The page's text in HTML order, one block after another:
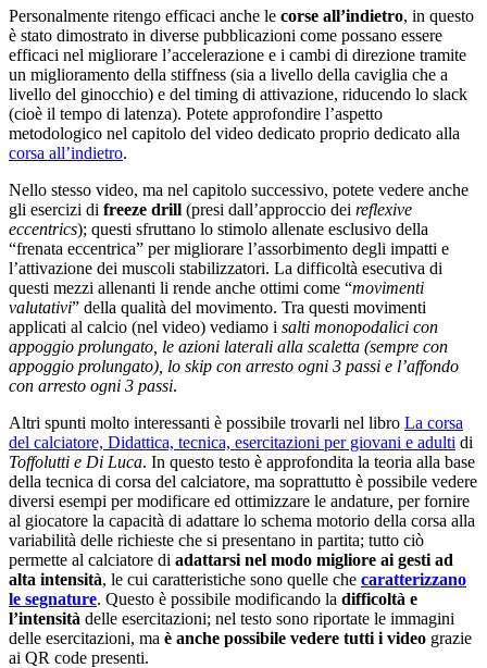
Personalmente ritengo efficaci anche le corse all’indietro, in questo
è stato dimostrato in diverse pubblicazioni come possano essere
efficaci nel migliorare l’accelerazione e i cambi di direzione tramite
un miglioramento della stiffness (sia a livello della caviglia che a
livello del ginocchio) e del timing di attivazione, riducendo lo slack
(cioè il tempo di latenza). Potete approfondire l’aspetto
metodologico nel capitolo del video dedicato proprio dedicato alla
corsa all’indietro.
Nello stesso video, ma nel capitolo successivo, potete vedere anche
gli esercizi di freeze drill (presi dall’approccio dei reflexive
eccentrics); questi sfruttano lo stimolo allenate esclusivo della
“frenata eccentrica” per migliorare l’assorbimento degli impatti e
l’attivazione dei muscoli stabilizzatori. La difficoltà esecutiva di
questi mezzi allenanti li rende anche ottimi come “movimenti
valutativi” della qualità del movimento. Tra questi movimenti
applicati al calcio (nel video) vediamo i salti monopodalici con
appoggio prolungato, le azioni laterali alla scaletta (sempre con
appoggio prolungato), lo skip con arresto ogni 3 passi e l’affondo
con arresto ogni 3 passi.
Altri spunti molto interessanti è possibile trovarli nel libro La corsa
del calciatore, Didattica, tecnica, esercitazioni per giovani e adulti di
Toffolutti e Di Luca. In questo testo è approfondita la teoria alla base
della tecnica di corsa del calciatore, ma soprattutto è possibile vedere
diversi esempi per modificare ed ottimizzare le andature, per fornire
al giocatore la capacità di adattare lo schema motorio della corsa alla
variabilità delle richieste che si presentano in partita; tutto ciò
permette al calciatore di adattarsi nel modo migliore ai gesti ad
alta intensità, le cui caratteristiche sono quelle che caratterizzano
le segnature. Questo è possibile modificando la difficoltà e
l’intensità delle esercitazioni; nel testo sono riportate le immagini
delle esercitazioni, ma è anche possibile vedere tutti i video grazie
ai QR code presenti.